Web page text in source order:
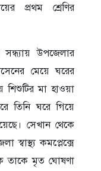
প্রথম শ্রেণির
উপজেলার
মেয়ে ঘরের
মা হাওয়া
তিনি ঘরে গিয়ে
সেখান থেকে
স্বাস্থ্য কমপ্লেক্সে
তাকে মৃত ঘোষণা